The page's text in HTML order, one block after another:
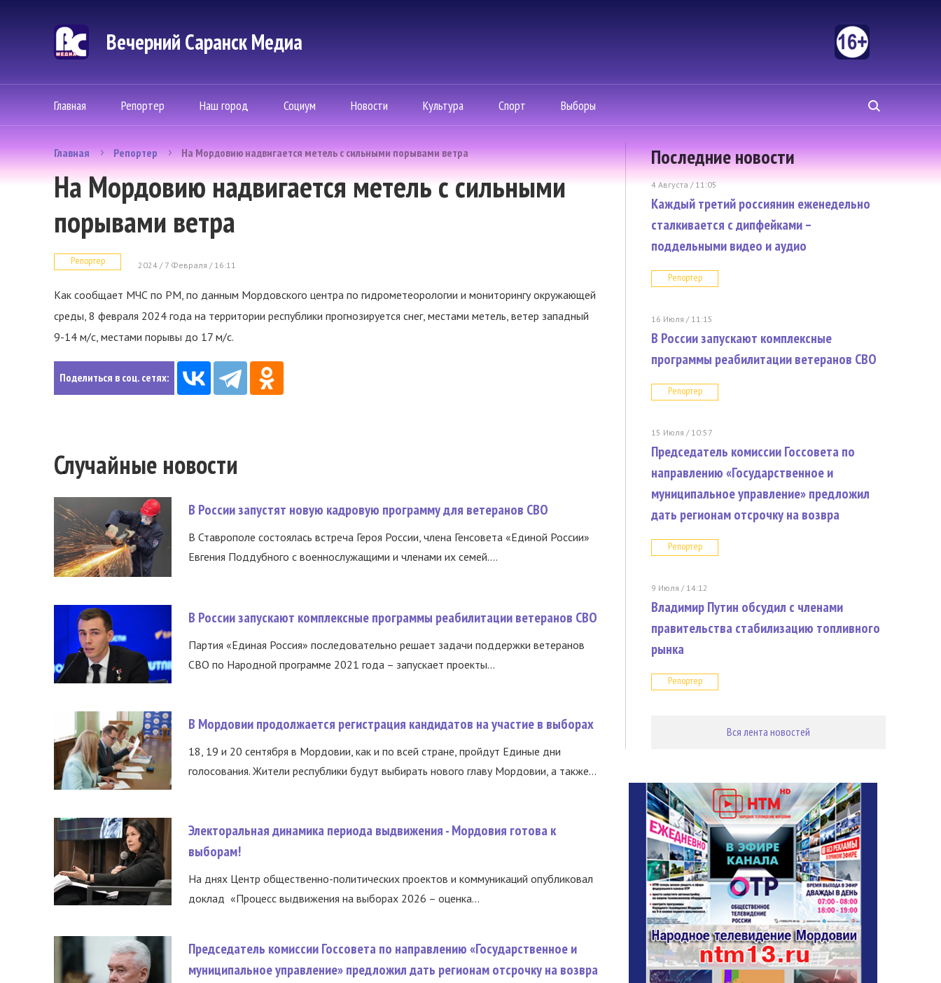
Вечерний Саранск Mедиа
Главная Репортер Наш город Социум Новости Культура Спорт Выборы
Главная Репортер На Мордовию надвигается метель с сильными порывами ветра
На Мордовию надвигается метель с сильными
порывами ветра
Репортер 2024 / 7 Февраля / 16:11
Как сообщает МЧС по РМ, по данным Мордовского центра по гидрометеорологии и мониторингу окружающей
среды, 8 февраля 2024 года на территории республики прогнозируется снег, местами метель, ветер западный
9-14 м/с, местами порывы до 17 м/с.
Поделиться в соц. сетях:
Случайные новости
В России запустят новую кадровую программу для ветеранов СВО
В Ставрополе состоялась встреча Героя России, члена Генсовета «Единой России»
Евгения Поддубного с военнослужащими и членами их семей....
В России запускают комплексные программы реабилитации ветеранов СВО
Партия «Единая Россия» последовательно решает задачи поддержки ветеранов
СВО по Народной программе 2021 года – запускает проекты...
В Мордовии продолжается регистрация кандидатов на участие в выборах
18, 19 и 20 сентября в Мордовии, как и по всей стране, пройдут Единые дни
голосования. Жители республики будут выбирать нового главу Мордовии, а также...
Электоральная динамика периода выдвижения - Мордовия готова к
выборам!
На днях Центр общественно-политических проектов и коммуникаций опубликовал
доклад «Процесс выдвижения на выборах 2026 – оценка...
Председатель комиссии Госсовета по направлению «Государственное и
муниципальное управление» предложил дать регионам отсрочку на возвра
Последние новости
4 Августа / 11:05
Каждый третий россиянин еженедельно
сталкивается с дипфейками –
поддельными видео и аудио
Репортер
16 Июля / 11:15
В России запускают комплексные
программы реабилитации ветеранов СВО
Репортер
15 Июля / 10:57
Председатель комиссии Госсовета по
направлению «Государственное и
муниципальное управление» предложил
дать регионам отсрочку на возвра
Репортер
9 Июля / 14:12
Владимир Путин обсудил с членами
правительства стабилизацию топливного
рынка
Репортер
Вся лента новостей